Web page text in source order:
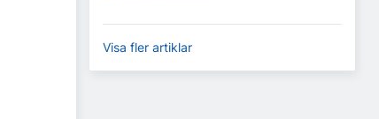
Visa fler artiklar